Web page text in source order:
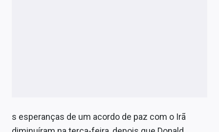
s esperanças de um acordo de paz com o Irã